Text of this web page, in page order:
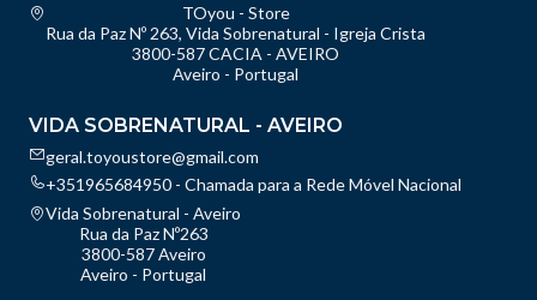
TOyou - Store
Rua da Paz Nº 263, Vida Sobrenatural - Igreja Crista
3800-587 CACIA - AVEIRO
Aveiro - Portugal
VIDA SOBRENATURAL - AVEIRO
geral.toyoustore@gmail.com
+351965684950 - Chamada para a Rede Móvel Nacional
Vida Sobrenatural - Aveiro
Rua da Paz Nº263
3800-587 Aveiro
Aveiro - Portugal